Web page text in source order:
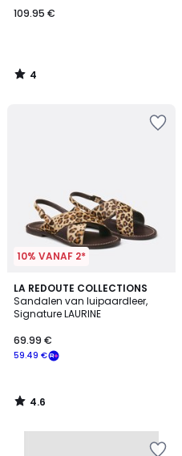
109.95 €
4
/
10% VANAF 2*
LA REDOUTE COLLECTIONS
Sandalen van luipaardleer,
Signature LAURINE
59.49 €
69.99 €
4.6
/ 5
4.6
/